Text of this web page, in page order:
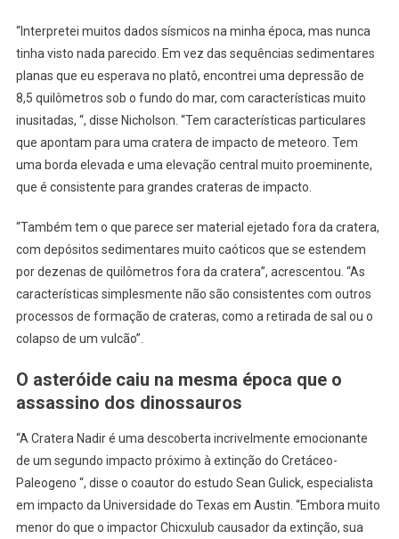
“Interpretei muitos dados sísmicos na minha época, mas nunca
tinha visto nada parecido. Em vez das sequências sedimentares
planas que eu esperava no platô, encontrei uma depressão de
8,5 quilômetros sob o fundo do mar, com características muito
inusitadas, “, disse Nicholson. “Tem características particulares
que apontam para uma cratera de impacto de meteoro. Tem
uma borda elevada e uma elevação central muito proeminente,
que é consistente para grandes crateras de impacto.
“Também tem o que parece ser material ejetado fora da cratera,
com depósitos sedimentares muito caóticos que se estendem
por dezenas de quilômetros fora da cratera”, acrescentou. “As
características simplesmente não são consistentes com outros
processos de formação de crateras, como a retirada de sal ou o
colapso de um vulcão”.
O asteróide caiu na mesma época que o
assassino dos dinossauros
“A Cratera Nadir é uma descoberta incrivelmente emocionante
de um segundo impacto próximo à extinção do Cretáceo-
Paleogeno “, disse o coautor do estudo Sean Gulick, especialista
em impacto da Universidade do Texas em Austin. “Embora muito
menor do que o impactor Chicxulub causador da extinção, sua